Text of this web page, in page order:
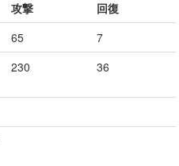
攻撃
回復
65
7
230 36